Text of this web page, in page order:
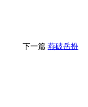
下一篇 燕破岳扮